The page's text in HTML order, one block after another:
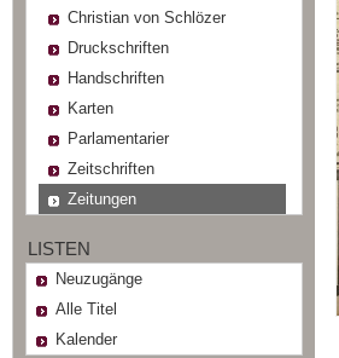
Christian von Schlözer
Druckschriften
Handschriften
Karten
Parlamentarier
Zeitschriften
Zeitungen
LISTEN
Neuzugänge
Alle Titel
Kalender